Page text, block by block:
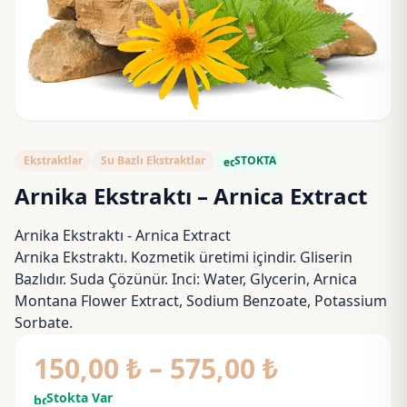
Ekstraktlar Su Bazlı Ekstraktlar ecoSTOKTA
Arnika Ekstraktı – Arnica Extract
Arnika Ekstraktı - Arnica Extract
Arnika Ekstraktı. Kozmetik üretimi içindir. Gliserin
Bazlıdır. Suda Çözünür. Inci: Water, Glycerin, Arnica
Montana Flower Extract, Sodium Benzoate, Potassium
Sorbate.
150,00 ₺ – 575,00 ₺Fiyat
boltStokta Var